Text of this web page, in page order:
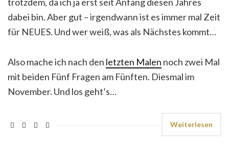
dabei bin. Aber gut – irgendwann ist es immer mal Zeit
für NEUES. Und wer weiß, was als Nächstes kommt…
Also mache ich nach den letzten Malen noch zwei Mal
mit beiden Fünf Fragen am Fünften. Diesmal im
November. Und los geht’s…
Weiterlesen